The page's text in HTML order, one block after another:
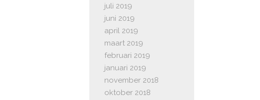
juli 2019
juni 2019
april 2019
maart 2019
februari 2019
januari 2019
november 2018
oktober 2018